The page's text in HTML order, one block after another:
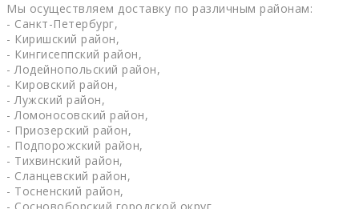
Мы осуществляем доставку по различным районам:
- Санкт-Петербург,
- Киришский район,
- Кингисеппский район,
- Лодейнопольский район,
- Кировский район,
- Лужский район,
- Ломоносовский район,
- Приозерский район,
- Подпорожский район,
- Тихвинский район,
- Сланцевский район,
- Тосненский район,